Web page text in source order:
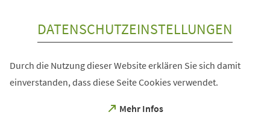
DATENSCHUTZEINSTELLUNGEN
Durch die Nutzung dieser Website erklären Sie sich damit
einverstanden, dass diese Seite Cookies verwendet.
Mehr Infos
(Öffnet